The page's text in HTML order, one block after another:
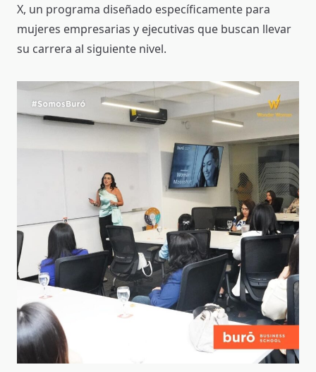
X, un programa diseñado específicamente para
mujeres empresarias y ejecutivas que buscan llevar
su carrera al siguiente nivel.